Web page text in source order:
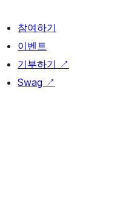
참여하기
이벤트
기부하기 ↗
Swag ↗